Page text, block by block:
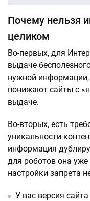
Почему нельзя
целиком
Во-первых, для
выдаче
нужной информации,
понижают сайты с
выдаче.
Во-вторых, есть
уникальности
информация
для роботов она уже
настройки запрета
У вас версия